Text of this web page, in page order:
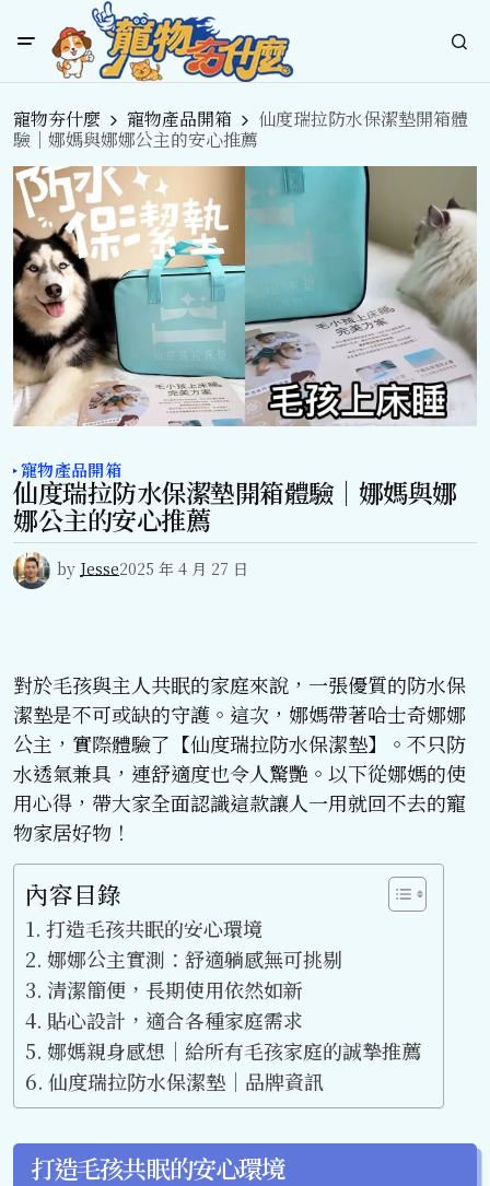
寵物夯什麼 寵物產品開箱
仙度瑞拉防水保潔墊開箱體
驗｜娜媽與娜娜公主的安心推薦
寵物產品開箱
仙度瑞拉防水保潔墊開箱體驗｜娜媽與娜
娜公主的安心推薦
by Jesse2025 年 4 月 27 日
對於毛孩與主人共眠的家庭來說，一張優質的防水保
潔墊是不可或缺的守護。這次，娜媽帶著哈士奇娜娜
公主，實際體驗了【仙度瑞拉防水保潔墊】。不只防
水透氣兼具，連舒適度也令人驚艷。以下從娜媽的使
用心得，帶大家全面認識這款讓人一用就回不去的寵
物家居好物！
內容目錄
打造毛孩共眠的安心環境
娜娜公主實測：舒適躺感無可挑剔
清潔簡便，長期使用依然如新
貼心設計，適合各種家庭需求
娜媽親身感想｜給所有毛孩家庭的誠摯推薦
仙度瑞拉防水保潔墊｜品牌資訊
打造毛孩共眠的安心環境